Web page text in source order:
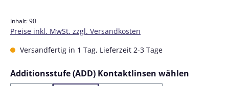
Inhalt:90
Preise inkl. MwSt. zzgl. Versandkosten
Versandfertig in 1 Tag, Lieferzeit 2-3 Tage
Additionsstufe (ADD) Kontaktlinsen wählen